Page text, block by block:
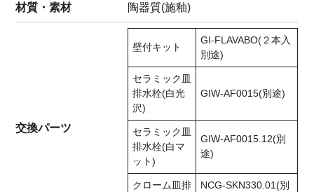
材質・素材 陶器質(施釉)
交換パーツ
壁付キット
GI-FLAVABO(２本入
別途)
セラミック皿
排水栓(白光
沢)
GIW-AF0015(別途)
セラミック皿
排水栓(白マ
ット)
GIW-AF0015.12(別
途)
クローム皿排
NCG-SKN330.01(別